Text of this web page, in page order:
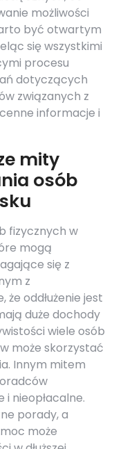
możliwości
być otwartym
się wszystkimi
procesu
dotyczących
związanych z
informacje i
mity
osób
fizycznych w
mogą
się z
z
oddłużenie jest
duże dochody
wiele osób
może skorzystać
Innym mitem
i nieopłacalne.
porady, a
może